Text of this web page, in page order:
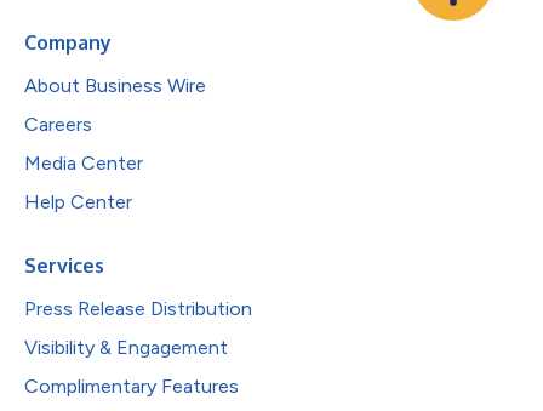
Company
About Business Wire
Careers
Media Center
Help Center
Services
Press Release Distribution
Visibility & Engagement
Complimentary Features